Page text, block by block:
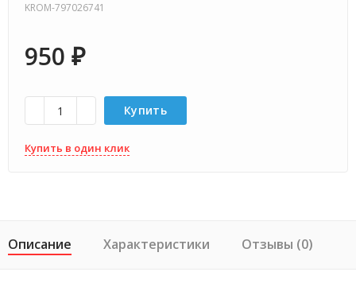
KROM-797026741
950 ₽
Купить
Купить в один клик
Описание Характеристики Отзывы (0)